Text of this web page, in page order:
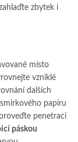
zbytek i
místo
vzniklé
dalších
papíru
penetraci
páskou